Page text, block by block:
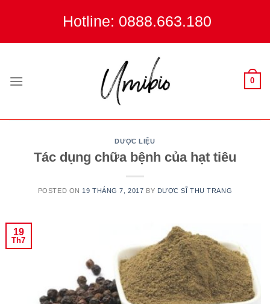
Hotline: 0888.663.180
0
DƯỢC LIỆU
Tác dụng chữa bệnh của hạt tiêu
POSTED ON 19 THÁNG 7, 2017 BY DƯỢC SĨ THU TRANG
19
Th7